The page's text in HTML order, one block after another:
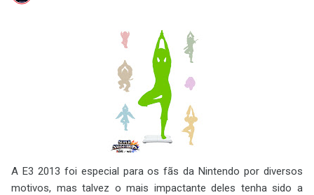
A E3 2013 foi especial para os fãs da Nintendo por diversos
motivos, mas talvez o mais impactante deles tenha sido a